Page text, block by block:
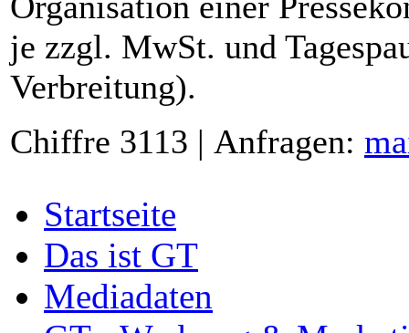
je zzgl. MwSt. und
Verbreitung).
Chiffre 3113 | Anfragen:
Startseite
Das ist GT
Mediadaten